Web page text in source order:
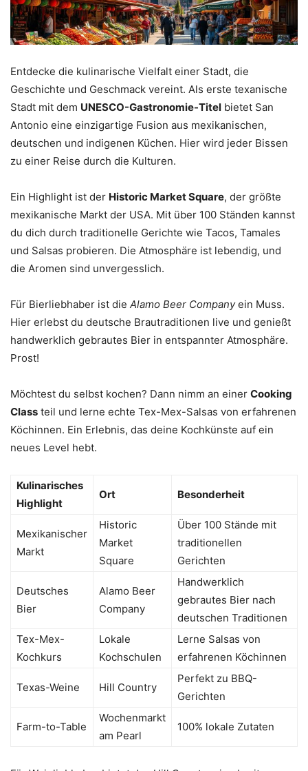
Entdecke die kulinarische Vielfalt einer Stadt, die
Geschichte und Geschmack vereint. Als erste texanische
Stadt mit dem UNESCO-Gastronomie-Titel bietet San
Antonio eine einzigartige Fusion aus mexikanischen,
deutschen und indigenen Küchen. Hier wird jeder Bissen
zu einer Reise durch die Kulturen.
Ein Highlight ist der Historic Market Square, der größte
mexikanische Markt der USA. Mit über 100 Ständen kannst
du dich durch traditionelle Gerichte wie Tacos, Tamales
und Salsas probieren. Die Atmosphäre ist lebendig, und
die Aromen sind unvergesslich.
Für Bierliebhaber ist die Alamo Beer Companyein Muss.
Hier erlebst du deutsche Brautraditionen live und genießt
handwerklich gebrautes Bier in entspannter Atmosphäre.
Prost!
Möchtest du selbst kochen? Dann nimm an einer Cooking
Class teil und lerne echte Tex-Mex-Salsas von erfahrenen
Köchinnen. Ein Erlebnis, das deine Kochkünste auf ein
neues Level hebt.
Kulinarisches
Highlight
Ort Besonderheit
Mexikanischer
Markt
Historic
Market
Square
Über 100 Stände mit
traditionellen
Gerichten
Deutsches
Bier
Alamo Beer
Company
Handwerklich
gebrautes Bier nach
deutschen Traditionen
Tex-Mex-
Kochkurs
Lokale
Kochschulen
Lerne Salsas von
erfahrenen Köchinnen
Texas-Weine Hill Country
Perfekt zu BBQ-
Gerichten
Farm-to-Table
Wochenmarkt
am Pearl
100% lokale Zutaten